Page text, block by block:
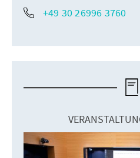
+49 30 26996 3760